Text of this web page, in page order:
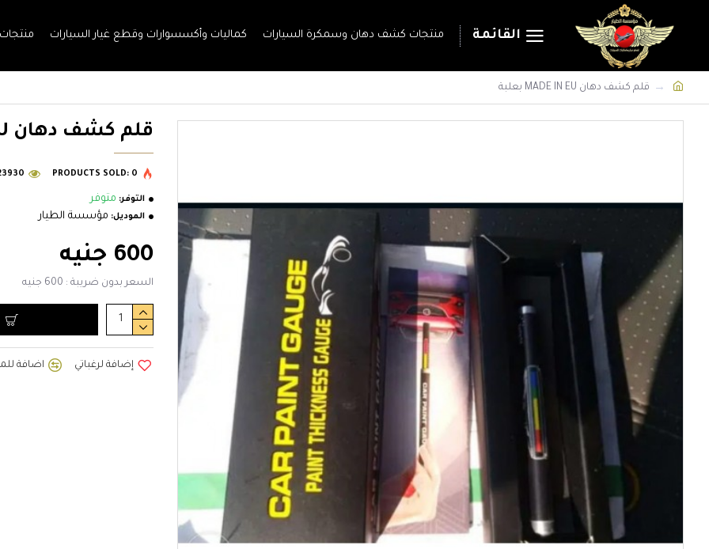
القائمة منتجات كشف دهان وسمكرة السيارات كماليات وأكسسوارات وقطع غيار السيارات
قلم كشف دهان MADE IN EU بعلبة
قلم كشف دهان MADE IN EU بعلبة
التوفر: متوفر
الموديل: مؤسسة الطيار
PRODUCTS SOLD: 0
600 جنيه
السعر بدون ضريبة : 600 جنيه
إضافة لرغباتي اضافة